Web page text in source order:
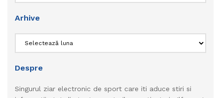
Arhive
Despre
Singurul ziar electronic de sport care iti aduce stiri si